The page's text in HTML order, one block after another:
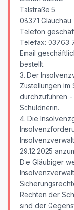
Talstraße 5
08371 Glauchau
Telefon
Telefax: 03763
Email
bestellt.
3. Der
Zustellungen im
durchzuführen -
Schuldnerin.
4. Die
29.12.2025
Die Gläubiger
Rechten der
sind der